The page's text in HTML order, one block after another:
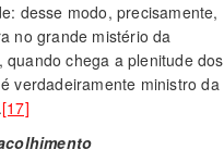
desse modo, precisamente,
no grande mistério da
quando chega a plenitude dos
verdadeiramente ministro da
[17]